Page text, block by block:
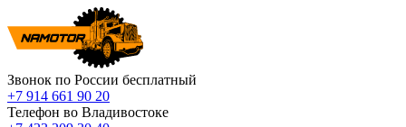
Звонок по России бесплатный
+7 914 661 90 20
Телефон во Владивостоке